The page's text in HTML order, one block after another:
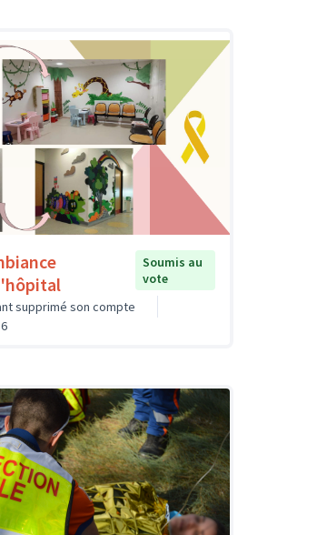
Soumis au
vote
supprimé son compte
6